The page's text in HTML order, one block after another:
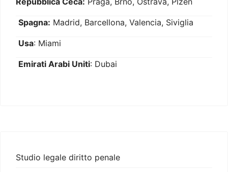
Spagna: Madrid, Barcellona, Valencia, Siviglia
Usa: Miami
Emirati Arabi Uniti: Dubai
Studio legale diritto penale